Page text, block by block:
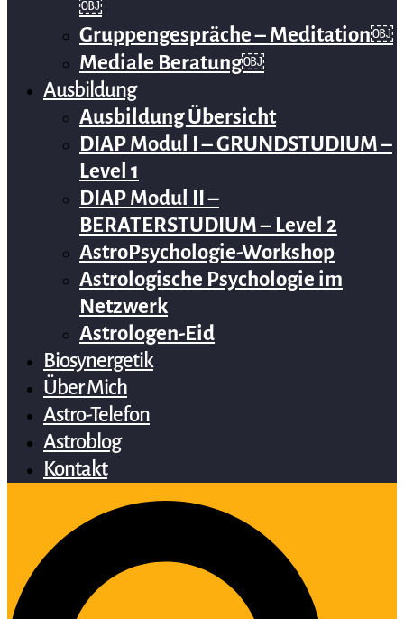
￼
Gruppengespräche – Meditation￼
Mediale Beratung￼
Ausbildung
Ausbildung Übersicht
DIAP Modul I – GRUNDSTUDIUM –
Level 1
DIAP Modul II –
BERATERSTUDIUM – Level 2
AstroPsychologie-Workshop
Astrologische Psychologie im
Netzwerk
Astrologen-Eid
Biosynergetik
Über Mich
Astro-Telefon
Astroblog
Kontakt